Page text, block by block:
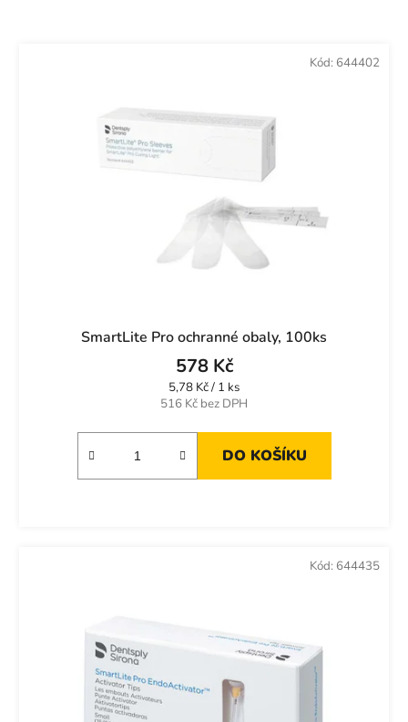
SmartLite Pro ochranné obaly, 100ks
516 Kč bez DPH
578 Kč
Měrná
cena:
5,78 Kč / 1 ks
DO KOŠÍKU
Kód: 644402
Kód: 644435